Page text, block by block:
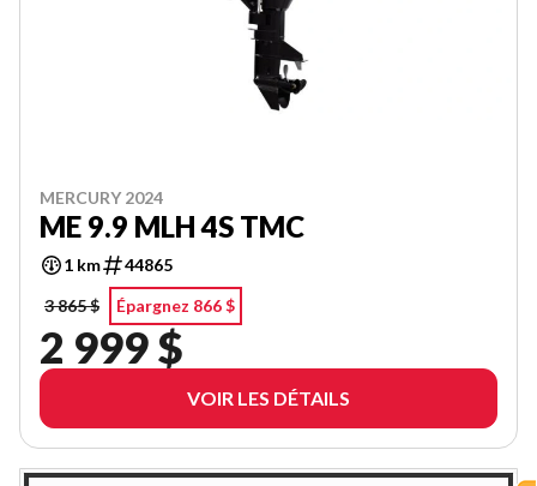
MERCURY 2024
ME 9.9 MLH 4S TMC
1 km
44865
3 865 $
Épargnez 866 $
2 999 $
VOIR LES DÉTAILS